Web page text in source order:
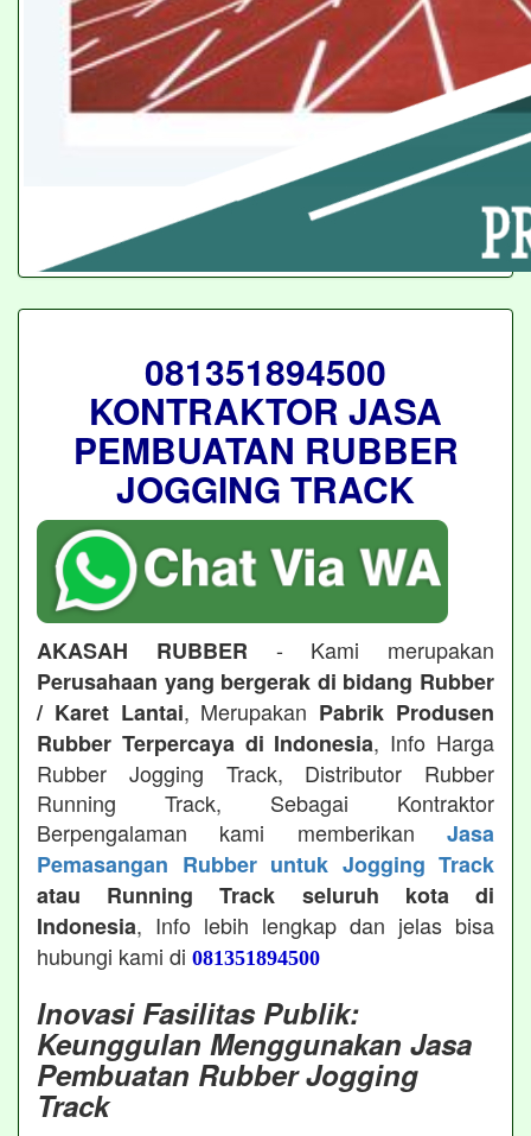
081351894500
KONTRAKTOR JASA
PEMBUATAN RUBBER
JOGGING TRACK
AKASAH RUBBER - Kami merupakan
Perusahaan yang bergerak di bidang Rubber
/ Karet Lantai, Merupakan Pabrik Produsen
Rubber Terpercaya di Indonesia, Info Harga
Rubber Jogging Track, Distributor Rubber
Running Track, Sebagai Kontraktor
Berpengalaman kami memberikan Jasa
Pemasangan Rubber untuk Jogging Track
atau Running Track seluruh kota di
Indonesia, Info lebih lengkap dan jelas bisa
hubungi kami di 081351894500
Inovasi Fasilitas Publik:
Keunggulan Menggunakan Jasa
Pembuatan Rubber Jogging
Track